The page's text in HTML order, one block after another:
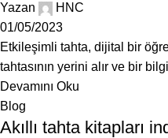
Yazan
HNC
01/05/2023
Etkileşimli tahta, dijital bir
tahtasının yerini alır ve bir
Devamını Oku
Blog
Akıllı tahta kitapları